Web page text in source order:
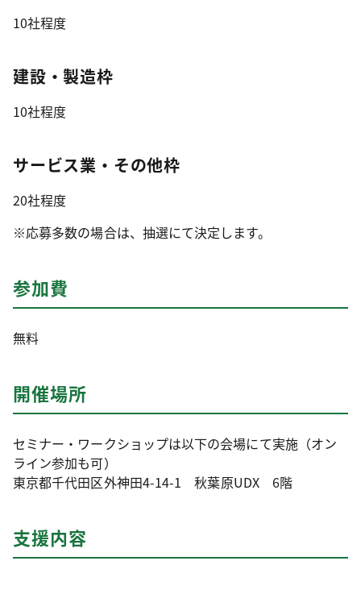
10社程度
建設・製造枠
10社程度
サービス業・その他枠
20社程度
※応募多数の場合は、抽選にて決定します。
参加費
無料
開催場所
セミナー・ワークショップは以下の会場にて実施（オン
ライン参加も可）
東京都千代田区外神田4-14-1 秋葉原UDX 6階
支援内容